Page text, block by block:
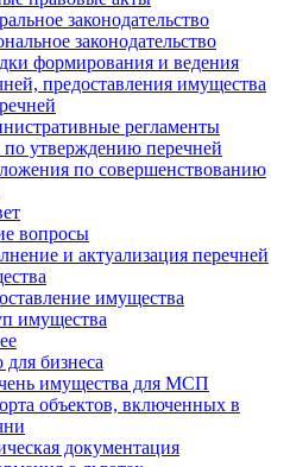
законодательство
законодательство
формирования и ведения
предоставления имущества
регламенты
утверждению перечней
по совершенствованию
вопросы
и актуализация перечней
имущества
имущества
бизнеса
имущества для МСП
объектов, включенных в
документация